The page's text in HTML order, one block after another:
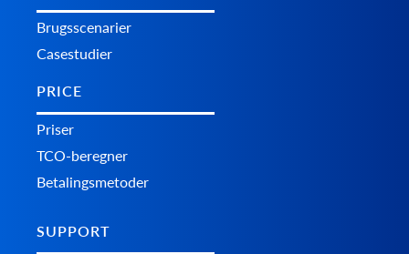
Brugsscenarier
Casestudier
PRICE
Priser
TCO-beregner
Betalingsmetoder
SUPPORT